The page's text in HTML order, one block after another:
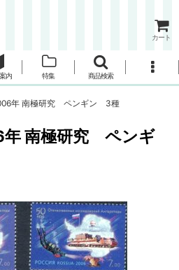
カート
内 特集 商品検索
年 南極研究 ペンギン 3種
年 南極研究 ペンギ